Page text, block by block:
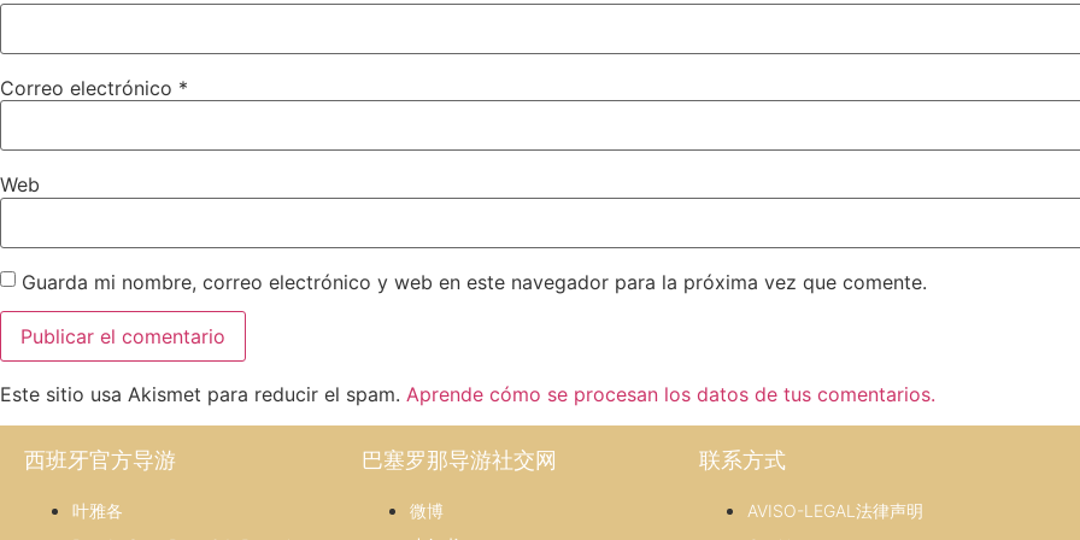
Correo electrónico *
Web
Guarda mi nombre, correo electrónico y web en este navegador para la próxima vez que comente.
Este sitio usa Akismet para reducir el spam. Aprende cómo se procesan los datos de tus comentarios.
西班牙官方导游
叶雅各
巴塞罗那导游社交网
微博
联系方式
AVISO-LEGAL法律声明